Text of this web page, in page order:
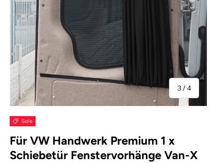
3 /von
4
Sale
Für VW Handwerk Premium 1 x
Schiebetür Fenstervorhänge Van-X